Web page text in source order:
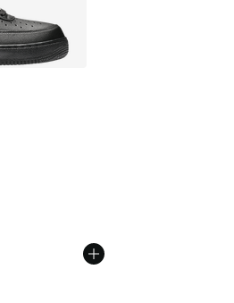
- [5 sur 5 étoiles], 111